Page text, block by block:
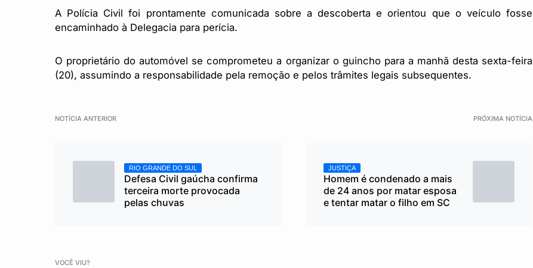
A Polícia Civil foi prontamente comunicada sobre a descoberta e orientou que o veículo fosse
encaminhado à Delegacia para perícia.
O proprietário do automóvel se comprometeu a organizar o guincho para a manhã desta sexta-feira
(20), assumindo a responsabilidade pela remoção e pelos trâmites legais subsequentes.
NOTÍCIA ANTERIOR
RIO GRANDE DO SUL
Defesa Civil gaúcha confirma
terceira morte provocada
pelas chuvas
PRÓXIMA NOTÍCIA
JUSTIÇA
Homem é condenado a mais
de 24 anos por matar esposa
e tentar matar o filho em SC
VOCÊ VIU?